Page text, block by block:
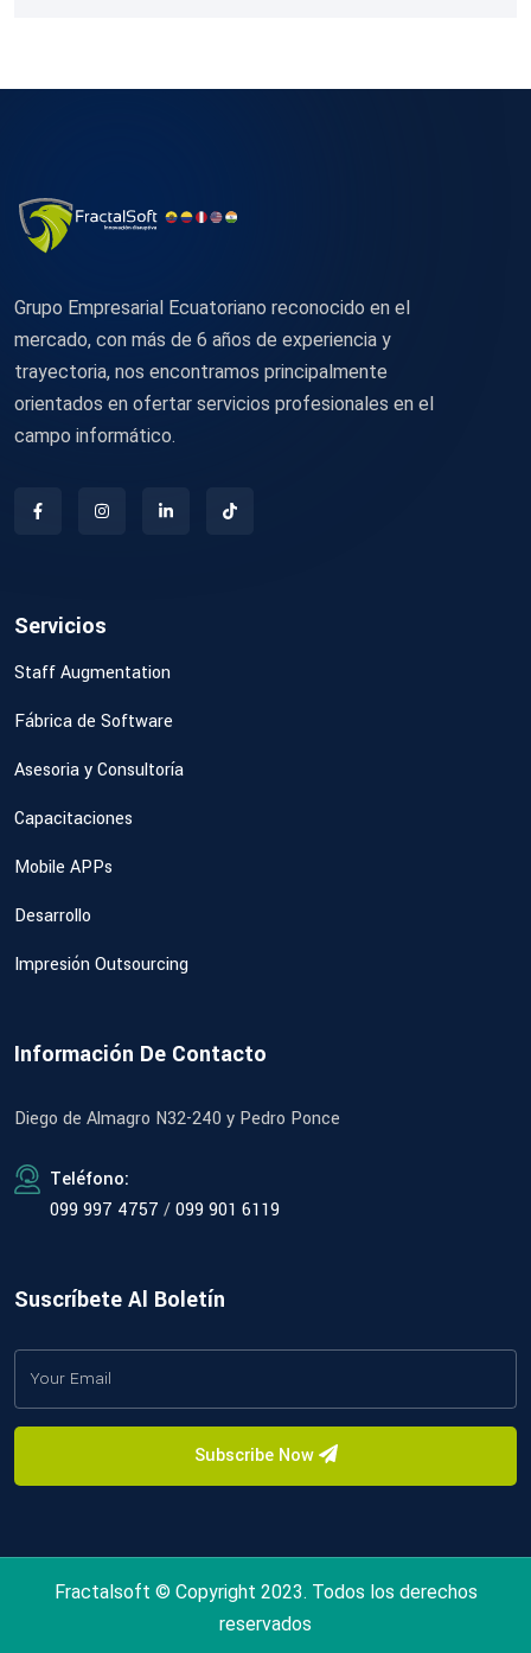
Grupo Empresarial Ecuatoriano reconocido en el
mercado, con más de 6 años de experiencia y
trayectoria, nos encontramos principalmente
orientados en ofertar servicios profesionales en el
campo informático.
Servicios
Staff Augmentation
Fábrica de Software
Asesoria y Consultoría
Capacitaciones
Mobile APPs
Desarrollo
Impresión Outsourcing
Información De Contacto
Diego de Almagro N32-240 y Pedro Ponce
Teléfono:
099 997 4757 /099 901 6119
Suscríbete Al Boletín
Subscribe Now
Fractalsoft © Copyright 2023. Todos los derechos
reservados